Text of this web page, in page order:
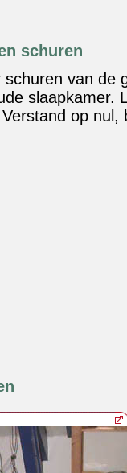
schuren
schuren van de
slaapkamer.
op nul,